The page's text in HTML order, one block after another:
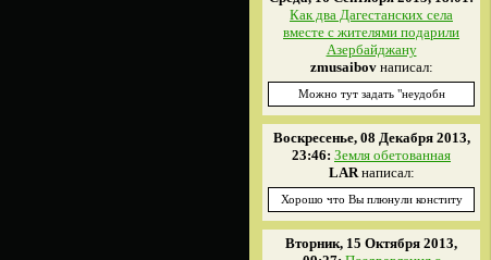
Как два Дагестанских села
вместе с жителями подарили
Азербайджану
zmusaibovнаписал:
Можно тут задать "неудобн
Воскресенье, 08 Декабря 2013,
23:46: Земля обетованная
LARнаписал:
Хорошо что Вы плюнули конститу
Вторник, 15 Октября 2013,